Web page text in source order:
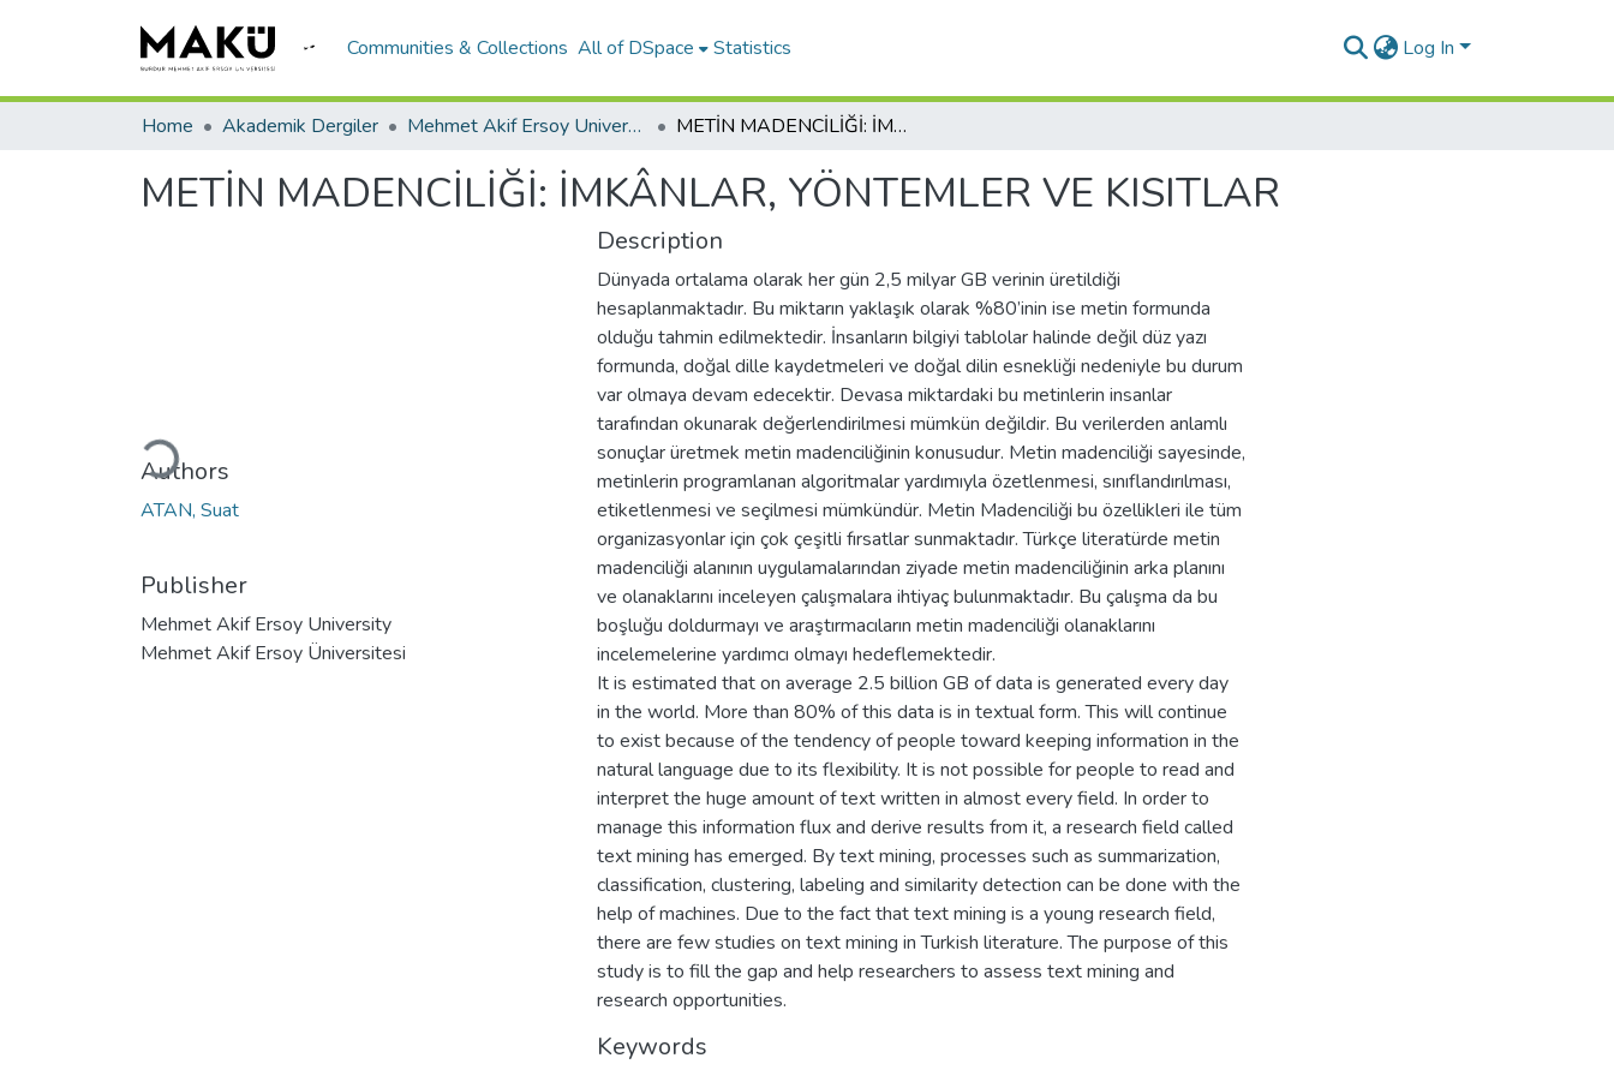
Communities & Collections All of DSpace Statistics Log In
Home Akademik Dergiler Mehmet Akif Ersoy University Journal of Social Sciences Institute METİN MADENCİLİĞİ: İMKÂNLAR, YÖNTEMLER VE KISITLAR
METİN MADENCİLİĞİ: İMKÂNLAR, YÖNTEMLER VE KISITLAR
Loading...
Authors
ATAN, Suat
Publisher
Mehmet Akif Ersoy University
Mehmet Akif Ersoy Üniversitesi
Description
Dünyada ortalama olarak her gün 2,5 milyar GB verinin üretildiği
hesaplanmaktadır. Bu miktarın yaklaşık olarak %80’inin ise metin formunda
olduğu tahmin edilmektedir. İnsanların bilgiyi tablolar halinde değil düz yazı
formunda, doğal dille kaydetmeleri ve doğal dilin esnekliği nedeniyle bu durum
var olmaya devam edecektir. Devasa miktardaki bu metinlerin insanlar
tarafından okunarak değerlendirilmesi mümkün değildir. Bu verilerden anlamlı
sonuçlar üretmek metin madenciliğinin konusudur. Metin madenciliği sayesinde,
metinlerin programlanan algoritmalar yardımıyla özetlenmesi, sınıflandırılması,
etiketlenmesi ve seçilmesi mümkündür. Metin Madenciliği bu özellikleri ile tüm
organizasyonlar için çok çeşitli fırsatlar sunmaktadır. Türkçe literatürde metin
madenciliği alanının uygulamalarından ziyade metin madenciliğinin arka planını
ve olanaklarını inceleyen çalışmalara ihtiyaç bulunmaktadır. Bu çalışma da bu
boşluğu doldurmayı ve araştırmacıların metin madenciliği olanaklarını
incelemelerine yardımcı olmayı hedeflemektedir.
It is estimated that on average 2.5 billion GB of data is generated every day
in the world. More than 80% of this data is in textual form. This will continue
to exist because of the tendency of people toward keeping information in the
natural language due to its flexibility. It is not possible for people to read and
interpret the huge amount of text written in almost every field. In order to
manage this information flux and derive results from it, a research field called
text mining has emerged. By text mining, processes such as summarization,
classification, clustering, labeling and similarity detection can be done with the
help of machines. Due to the fact that text mining is a young research field,
there are few studies on text mining in Turkish literature. The purpose of this
study is to fill the gap and help researchers to assess text mining and
research opportunities.
Keywords